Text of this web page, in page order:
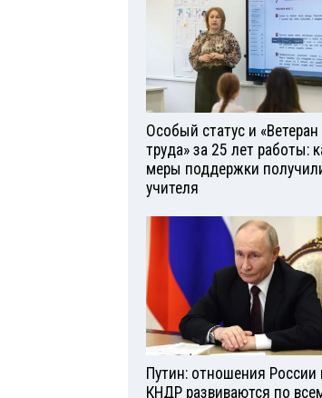
Особый статус и «Ветеран
труда» за 25 лет работы:
меры поддержки
учителя
Путин: отношения России
КНДР развиваются по